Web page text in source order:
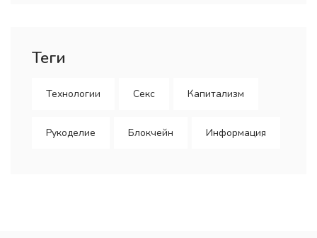
Теги
Технологии Секс Капитализм
Рукоделие Блокчейн Информация